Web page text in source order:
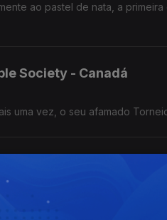
ao pastel de nata, a
Society - Canadá
uma vez, o seu afamado
montanhoso, o empresário